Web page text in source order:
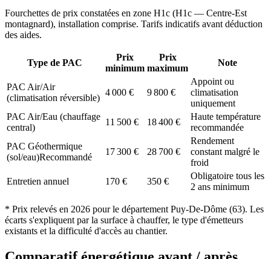
Fourchettes de prix constatées en zone H1c (H1c — Centre-Est
montagnard), installation comprise. Tarifs indicatifs avant déduction
des aides.
Type de PAC
Prix
minimum
Prix
maximum
Note
PAC Air/Air
(climatisation réversible)
4 000 € 9 800 €
Appoint ou
climatisation
uniquement
PAC Air/Eau (chauffage
central)
11 500 € 18 400 €
Haute température
recommandée
PAC Géothermique
(sol/eau)Recommandé
17 300 € 28 700 €
Rendement
constant malgré le
froid
Entretien annuel
170 € 350 €
Obligatoire tous les
2 ans minimum
* Prix relevés en 2026 pour le département Puy-De-Dôme (63). Les
écarts s'expliquent par la surface à chauffer, le type d'émetteurs
existants et la difficulté d'accès au chantier.